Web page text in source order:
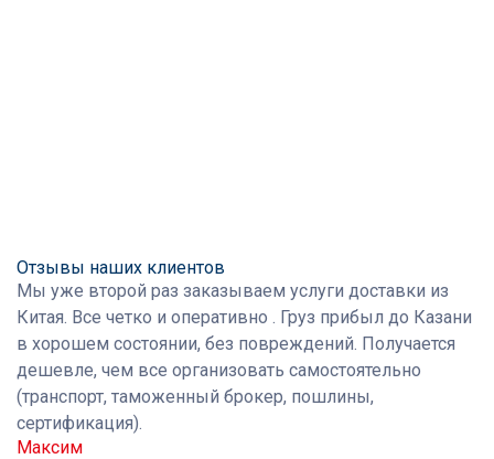
Отзывы наших клиентов
Мы уже второй раз заказываем услуги доставки из
Китая. Все четко и оперативно . Груз прибыл до Казани
в хорошем состоянии, без повреждений. Получается
дешевле, чем все организовать самостоятельно
(транспорт, таможенный брокер, пошлины,
сертификация).
Максим